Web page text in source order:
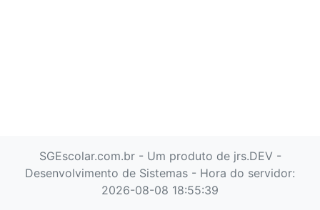
SGEscolar.com.br - Um produto de jrs.DEV -
Desenvolvimento de Sistemas - Hora do servidor:
2026-08-08 18:55:39